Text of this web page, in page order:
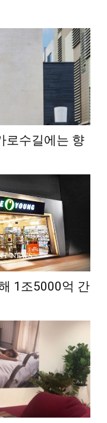
로수길에는 향
1조5000억 간